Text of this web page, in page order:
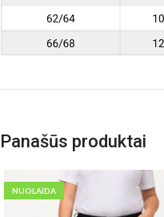
Panašūs produktai
NUOLAIDA